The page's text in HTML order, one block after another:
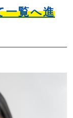
一覧へ進